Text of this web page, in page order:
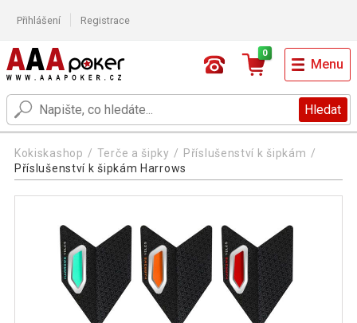
Přihlášení Registrace
Hledat
0
Menu
Kokiskashop Terče a šipky
Příslušenství k šipkám
Příslušenství k šipkám Harrows